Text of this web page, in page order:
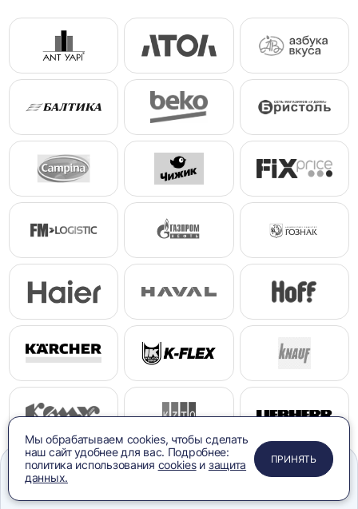
ПРИМЕНИТЬ
ЗАКРЫТЬ
ЗАКРЫТЬ
ЗАКРЫТЬ
Мы обрабатываем cookies, чтобы сделать
наш сайт удобнее для вас. Подробнее:
политика использования cookiesи защита
данных.
ПРИНЯТЬ